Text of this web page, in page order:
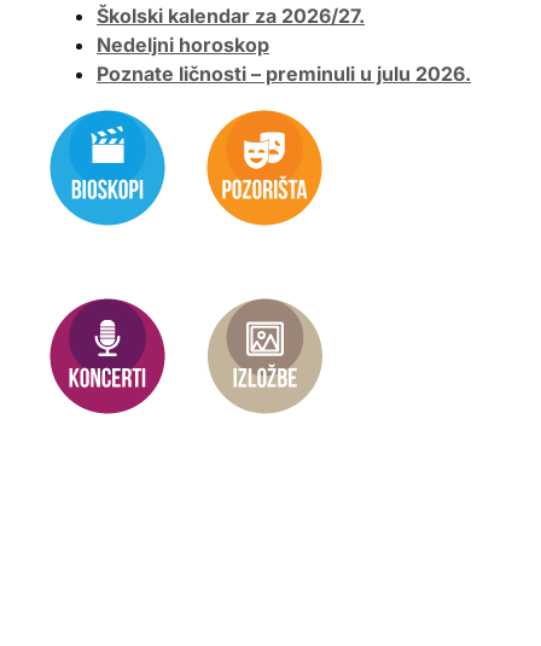
Školski kalendar za 2026/27.
Nedeljni horoskop
Poznate ličnosti – preminuli u julu 2026.